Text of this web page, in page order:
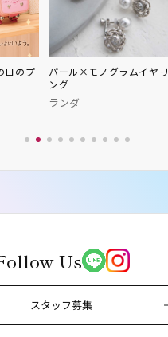
日のプ
パール×モノグラムイヤリ
ング
ランダ
Us
スタッフ募集